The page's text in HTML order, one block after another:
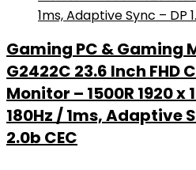
Gaming PC & Gaming
G2422C 23.6 Inch FHD
Monitor – 1500R 1920 x
180Hz / 1ms, Adaptive
2.0b CEC